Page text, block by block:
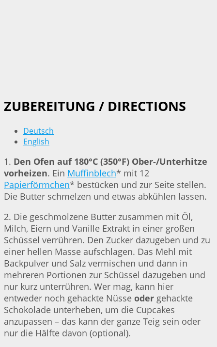
ZUBEREITUNG / DIRECTIONS
Deutsch
English
1. Den Ofen auf 180°C (350°F) Ober-/Unterhitze
vorheizen. Ein Muffinblech* mit 12
Papierförmchen* bestücken und zur Seite stellen.
Die Butter schmelzen und etwas abkühlen lassen.
2. Die geschmolzene Butter zusammen mit Öl,
Milch, Eiern und Vanille Extrakt in einer großen
Schüssel verrühren. Den Zucker dazugeben und zu
einer hellen Masse aufschlagen. Das Mehl mit
Backpulver und Salz vermischen und dann in
mehreren Portionen zur Schüssel dazugeben und
nur kurz unterrühren. Wer mag, kann hier
entweder noch gehackte Nüsse oder gehackte
Schokolade unterheben, um die Cupcakes
anzupassen – das kann der ganze Teig sein oder
nur die Hälfte davon (optional).